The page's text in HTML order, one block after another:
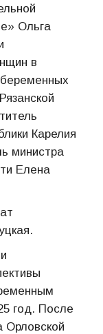
Ольга
в
Карелия
министра
Елена
год. После
Орловской